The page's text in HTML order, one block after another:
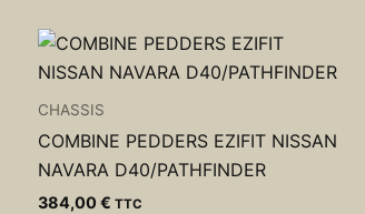
CHASSIS
COMBINE PEDDERS EZIFIT NISSAN
NAVARA D40/PATHFINDER
384,00€ TTC